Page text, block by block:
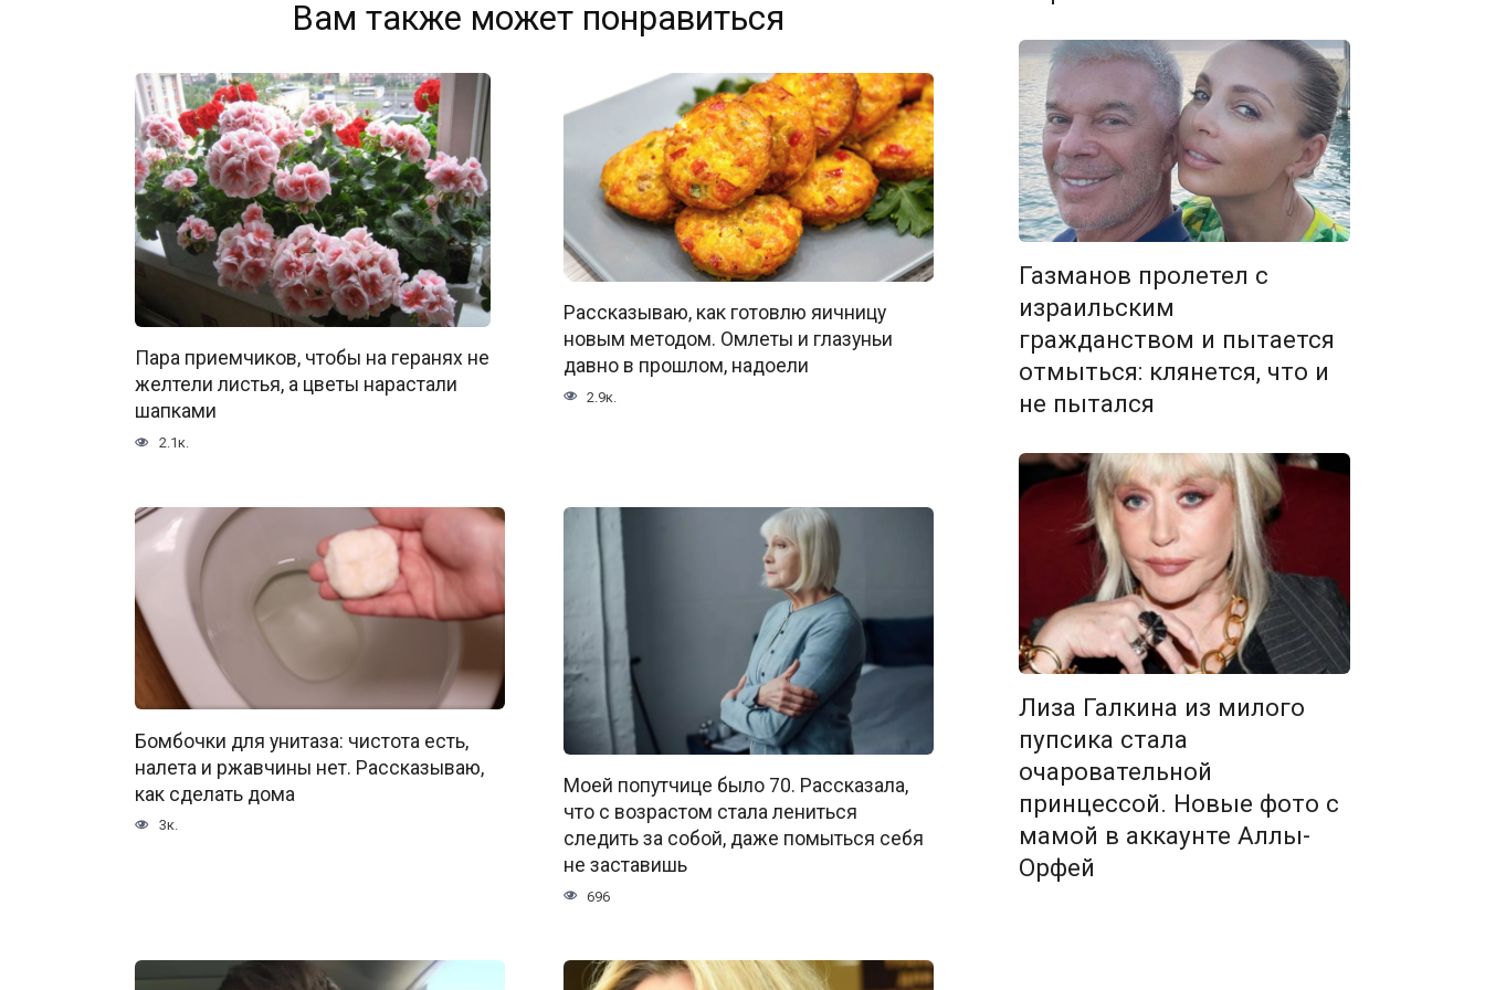
Вам также может понравиться
Пара приемчиков, чтобы на геранях не
желтели листья, а цветы нарастали
шапками
2.1к.
Рассказываю, как готовлю яичницу
новым методом. Омлеты и глазуньи
давно в прошлом, надоели
2.9к.
Бомбочки для унитаза: чистота есть,
налета и ржавчины нет. Рассказываю,
как сделать дома
3к.
Моей попутчице было 70. Рассказала,
что с возрастом стала лениться
следить за собой, даже помыться себя
не заставишь
696
Газманов пролетел с
израильским
гражданством и пытается
отмыться: клянется, что и
не пытался
Лиза Галкина из милого
пупсика стала
очаровательной
принцессой. Новые фото с
мамой в аккаунте Аллы-
Орфей